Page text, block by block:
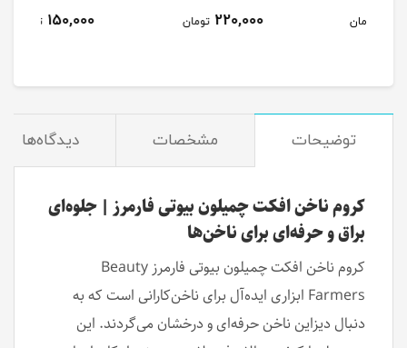
220,000 تومان 150,000 تومان
توضیحات مشخصات دیدگاه‌ها
کروم ناخن افکت چمیلون بیوتی فارمرز | جلوه‌ای
براق و حرفه‌ای برای ناخن‌ها
کروم ناخن افکت چمیلون بیوتی فارمرز Beauty
Farmers ابزاری ایده‌آل برای ناخن‌کارانی است که به
دنبال دیزاین ناخن حرفه‌ای و درخشان می‌گردند. این